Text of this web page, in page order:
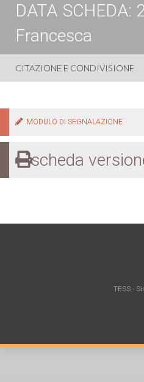
DATA SCHEDA:
Francesca
CITAZIONE E CONDIVISIONE
MODULO DI SEGNALAZIONE
scheda
TESS -